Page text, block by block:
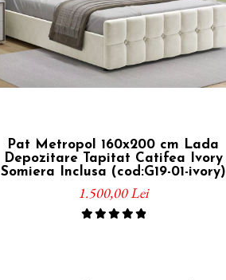
Pat Metropol 160x200 cm Lada
Depozitare Tapitat Catifea Ivory
Somiera Inclusa (cod:G19-01-ivory)
1.500,00 Lei